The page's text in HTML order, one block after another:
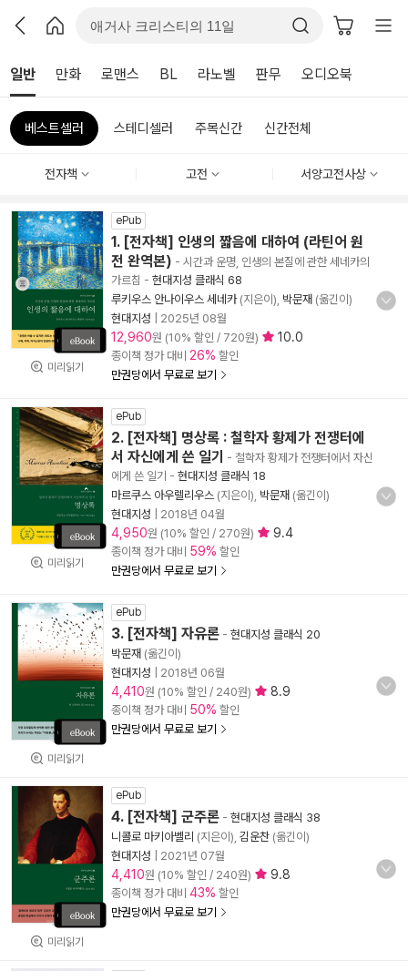
일반 만화 로맨스 BL 라노벨 판무 오디오북
베스트셀러 스테디셀러 주목신간 신간전체
전자책 고전 서양고전사상
미리읽기
ePub
1. [전자책] 인생의 짧음에 대하여 (라틴어 원
전 완역본) - 시간과 운명, 인생의 본질에 관한 세네카의
가르침 - 현대지성 클래식 68
루키우스 안나이우스 세네카(지은이), 박문재 (옮긴이)
현대지성
2025년 08월
12,960원 (10% 할인 / 720원) 10.0
종이책 정가 대비 26% 할인
만권당에서 무료로 보기
미리읽기
ePub
2. [전자책] 명상록 : 철학자 황제가 전쟁터에
서 자신에게 쓴 일기
- 철학자 황제가 전쟁터에서 자신
에게 쓴 일기 - 현대지성 클래식 18
마르쿠스 아우렐리우스 (지은이), 박문재 (옮긴이)
현대지성
2018년 04월
4,950원 (10% 할인 / 270원) 9.4
종이책 정가 대비 59% 할인
만권당에서 무료로 보기
미리읽기
ePub
3. [전자책] 자유론 - 현대지성 클래식 20
박문재 (옮긴이)
현대지성
2018년 06월
4,410원 (10% 할인 / 240원) 8.9
종이책 정가 대비 50% 할인
만권당에서 무료로 보기
미리읽기
ePub
4. [전자책] 군주론 - 현대지성 클래식 38
니콜로 마키아벨리 (지은이), 김운찬 (옮긴이)
현대지성
2021년 07월
4,410원 (10% 할인 / 240원) 9.8
종이책 정가 대비 43% 할인
만권당에서 무료로 보기